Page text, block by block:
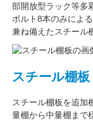
部開放型ラック等多
ボルト8本のみによ
兼ね備えたスチール
スチール棚板
スチール棚板を追加
量棚から中量棚まで